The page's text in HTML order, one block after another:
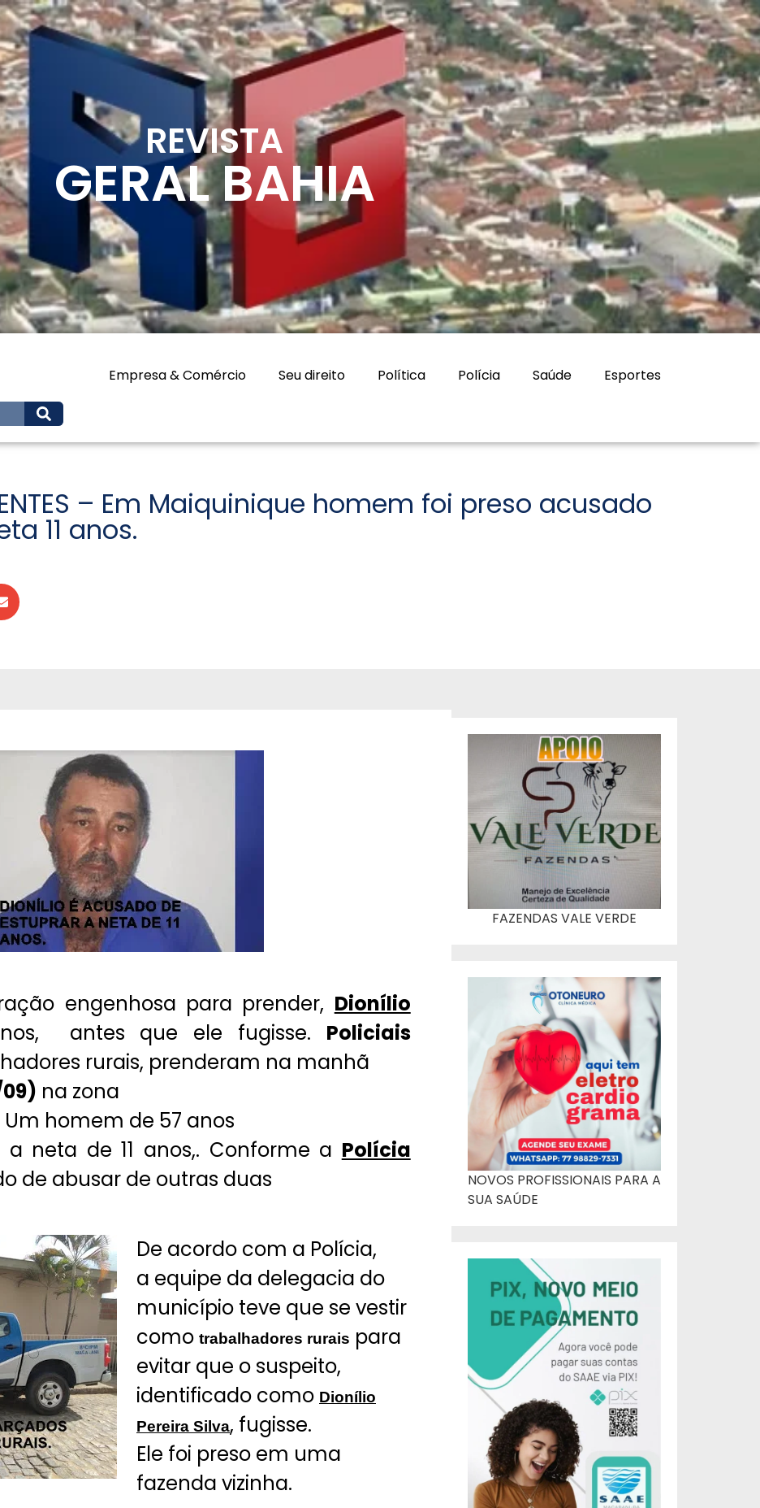
REVISTA
GERAL BAHIA
Empresa & Comércio Seu direito Política Polícia Saúde Esportes
– Em Maiquinique homem foi preso acusado
11 anos.
engenhosa para prender, Dionílio
antes que ele fugisse. Policiais
rurais, prenderam na manhã
na zona
Um homem de 57 anos
neta de 11 anos,. Conforme a Polícia
de abusar de outras duas
De acordo com a Polícia,
a equipe da delegacia do
município teve que se vestir
como trabalhadores rurais para
evitar que o suspeito,
identificado como Dionílio
Pereira Silva, fugisse.
Ele foi preso em uma
fazenda vizinha.
FAZENDAS VALE VERDE
NOVOS PROFISSIONAIS PARA A
SUA SAÚDE